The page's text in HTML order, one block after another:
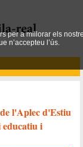
l'Aplec d'Estiu
i
per a millorar els
n’accepteu l’ús.